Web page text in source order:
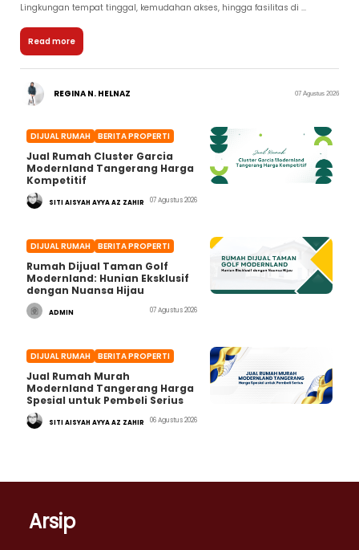
Lingkungan tempat tinggal, kemudahan akses, hingga fasilitas di ...
Read more
REGINA N. HELNAZ 07 Agustus 2026
DIJUAL RUMAH BERITA PROPERTI
Jual Rumah Cluster Garcia
Modernland Tangerang Harga
Kompetitif
SITI AISYAH AYYA AZ ZAHIR 07 Agustus 2026
DIJUAL RUMAH BERITA PROPERTI
Rumah Dijual Taman Golf
Modernland: Hunian Eksklusif
dengan Nuansa Hijau
ADMIN 07 Agustus 2026
DIJUAL RUMAH BERITA PROPERTI
Jual Rumah Murah
Modernland Tangerang Harga
Spesial untuk Pembeli Serius
SITI AISYAH AYYA AZ ZAHIR 06 Agustus 2026
Arsip